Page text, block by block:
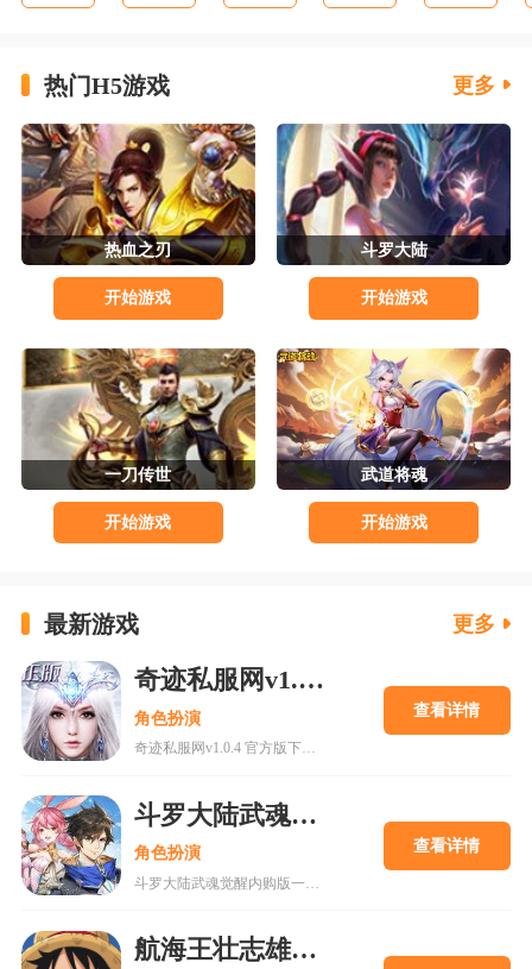
热门H5游戏 更多
热血之刃
开始游戏
斗罗大陆
开始游戏
一刀传世
开始游戏
武道将魂
开始游戏
最新游戏 更多
奇迹私服网v1.0.4 官方版下载
角色扮演
奇迹私服网v1.0.4 官方版下载是一款经典魔幻系列RPG大型多人在线动作手游，MU世界观强势来袭重现纷争四起的奇迹大陆，五大王国作为勇者诞生的背景屹立在不同的区域。多种族设定让职业选择更加丰富，各有千秋的天赋能力会在战斗中大放异彩，无论是狩猎邪恶势力又或者是征讨对手都有着举足轻重的作用，马上加入一展雄心壮志。
查看详情
斗罗大陆武魂觉醒内购版
角色扮演 查看详情
航海王壮志雄心九游版